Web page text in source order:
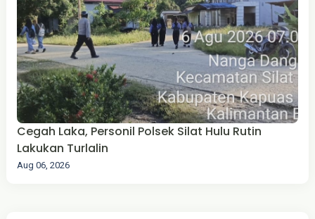
Cegah Laka, Personil Polsek Silat Hulu Rutin
Lakukan Turlalin
Aug 06, 2026